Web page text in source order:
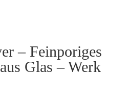
– Feinporiges
Glas – Werk